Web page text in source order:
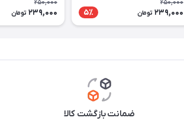
250,000
239,000 تومان 5٪
250,000
239,000 تومان
ضمانت بازگشت کالا